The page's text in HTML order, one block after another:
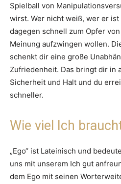
Spielball von
wirst. Wer nicht weiß, wer er
dagegen schnell zum Opfer
Meinung aufzwingen wollen.
schenkt dir eine große
Zufriedenheit. Das bringt dir in
Sicherheit und Halt und du
schneller.
Wie viel Ich
„Ego“ ist Lateinisch und
uns mit unserem Ich gut
dem Ego mit seinen